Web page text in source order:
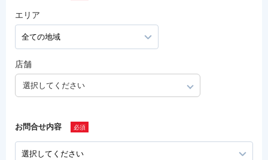
エリア
店舗
選択してください
お問合せ内容